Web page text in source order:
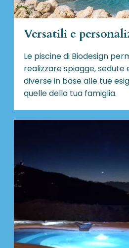
Versatili e
Le piscine di Biodesign
realizzare spiagge,
diverse in base alle tue
quelle della tua famiglia.